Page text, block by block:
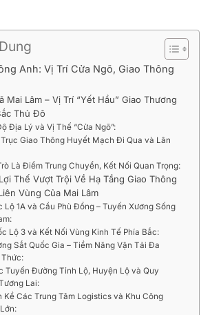
Anh: Vị Trí Cửa Ngõ, Giao Thông
Mai Lâm – Vị Trí “Yết Hầu” Giao Thương
Thủ Đô
Địa Lý và Vị Thế “Cửa Ngõ”:
Trục Giao Thông Huyết Mạch Đi Qua và Lân
Là Điểm Trung Chuyển, Kết Nối Quan Trọng:
Thế Vượt Trội Về Hạ Tầng Giao Thông
Vùng Của Mai Lâm
Lộ 1A và Cầu Phù Đổng – Tuyến Xương Sống
Lộ 3 và Kết Nối Vùng Kinh Tế Phía Bắc:
Sắt Quốc Gia – Tiềm Năng Vận Tải Đa
Thức:
Tuyến Đường Tỉnh Lộ, Huyện Lộ và Quy
Lai:
Kề Các Trung Tâm Logistics và Khu Công